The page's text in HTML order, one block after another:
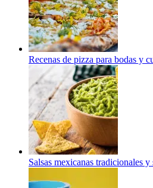
Recenas de pizza para bodas y
Salsas mexicanas tradicionales y